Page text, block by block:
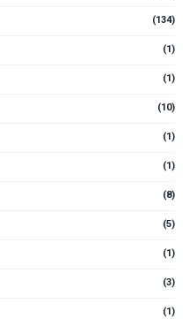
(134)
(1)
(1)
(10)
(1)
(1)
(8)
(5)
(1)
(3)
(1)